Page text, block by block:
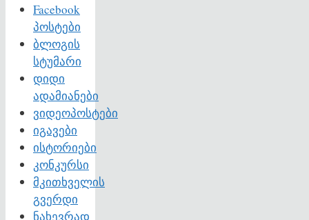
Facebook
პოსტები
ბლოგის
სტუმარი
დიდი
ადამიანები
ვიდეოპოსტები
იგავები
ისტორიები
კონკურსი
მკითხველის
გვერდი
ნახევრად